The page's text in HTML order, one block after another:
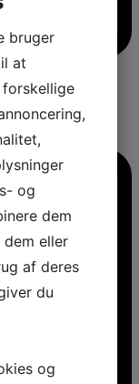
bruger
at
og
dem
eller
af deres
du
og